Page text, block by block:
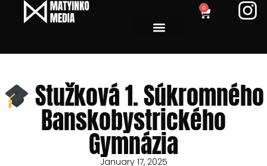
0
Stužková 1. Súkromného
Banskobystrického
Gymnázia
January 17, 2025